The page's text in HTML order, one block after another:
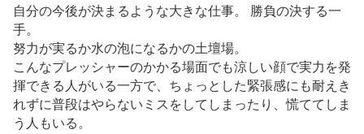
自分の今後が決まるような大きな仕事。 勝負の決する一
手。
努力が実るか水の泡になるかの土壇場。
こんなプレッシャーのかかる場面でも涼しい顔で実力を発
揮できる人がいる一方で、ちょっとした緊張感にも耐えき
れずに普段はやらないミスをしてしまったり、慌ててしま
う人もいる。